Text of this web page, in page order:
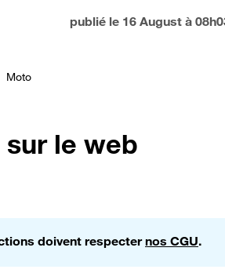
publié le 16 August à
Moto
le web
doivent respecternos CGU.